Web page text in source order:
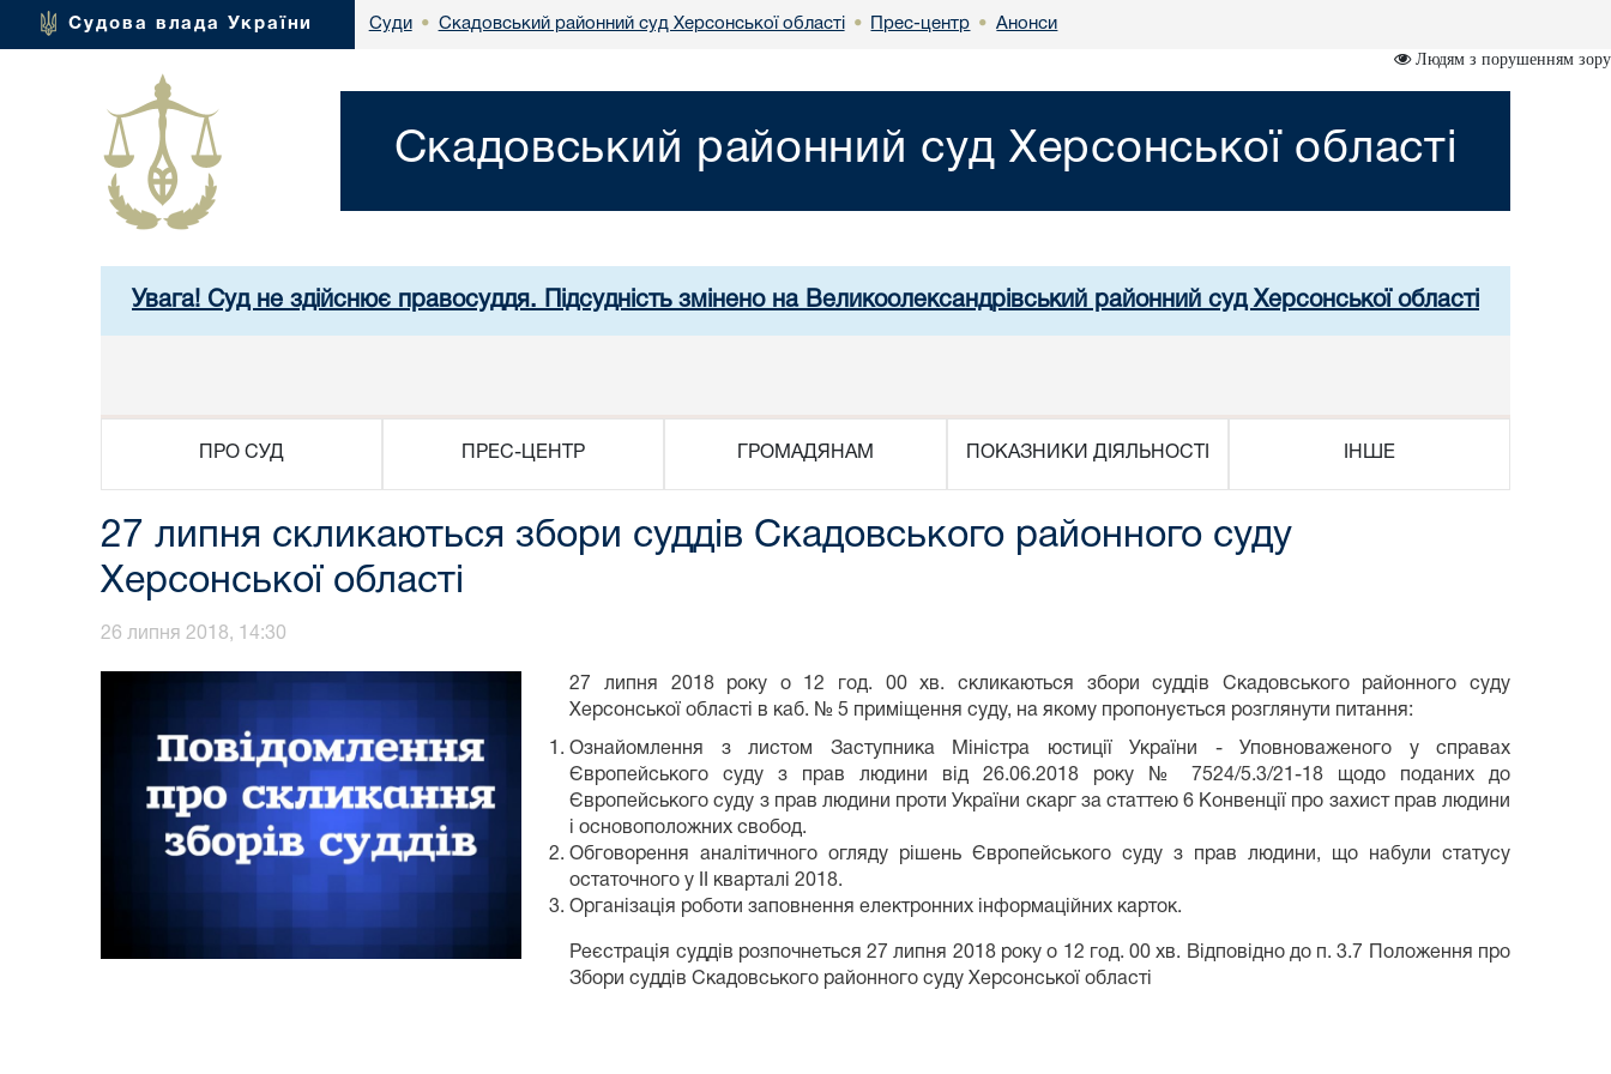
Судова влада України Суди • Скадовський районний суд Херсонської області • Прес-центр • Анонси
Людям з порушенням зору
Скадовський районний суд Херсонської області
Увага! Суд не здійснює правосуддя. Підсудність змінено на Великоолександрівський районний суд Херсонської області
ПРО СУД ПРЕС-ЦЕНТР ГРОМАДЯНАМ ПОКАЗНИКИ ДІЯЛЬНОСТІ ІНШЕ
27 липня скликаються збори суддів Скадовського районного суду
Херсонської області
26 липня 2018, 14:30
27 липня 2018 року о 12 год. 00 хв. скликаються збори суддів Скадовського районного суду
Херсонської області в каб. № 5 приміщення суду, на якому пропонується розглянути питання:
Ознайомлення з листом Заступника Міністра юстиції України - Уповноваженого у справах
Європейського суду з прав людини від 26.06.2018 року № 7524/5.3/21-18 щодо поданих до
Європейського суду з прав людини проти України скарг за статтею 6 Конвенції про захист прав людини
і основоположних свобод.
Обговорення аналітичного огляду рішень Європейського суду з прав людини, що набули статусу
остаточного у II кварталі 2018.
Організація роботи заповнення електронних інформаційних карток.
Реєстрація суддів розпочнеться 27 липня 2018 року о 12 год. 00 хв. Відповідно до п. 3.7 Положення про
Збори суддів Скадовського районного суду Херсонської області